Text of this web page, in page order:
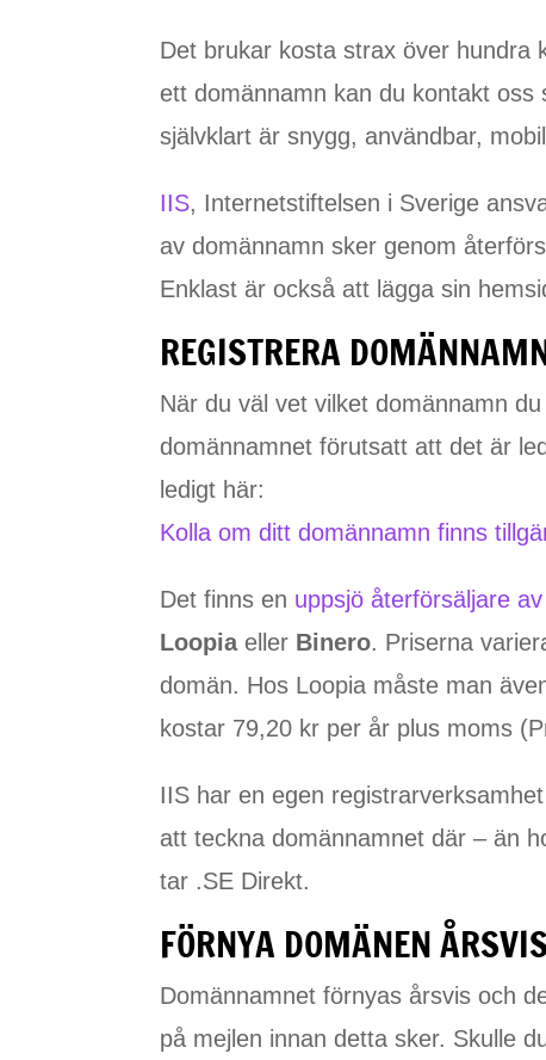
Det brukar kosta strax över hundra
ett domännamn kan du kontakt
självklart är snygg, användbar,
IIS, Internetstiftelsen i Sverige
av domännamn sker genom
Enklast är också att lägga sin
REGISTRERA
När du väl vet vilket domännamn
domännamnet förutsatt att det är
ledigt här:
Kolla om ditt domännamn finns
Det finns en uppsjö återförsäljare
Loopiaeller Binero. Priserna
domän. Hos Loopia måste man
kostar 79,20 kr per år plus moms
IIS har en egen
att teckna domännamnet där – än
tar .SE Direkt.
FÖRNYA DOMÄNEN
Domännamnet förnyas årsvis och
på mejlen innan detta sker. Skulle